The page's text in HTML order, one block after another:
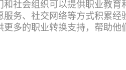
社会组织可以提供职业教育
务、社交网络等方式积累经
多的职业转换支持，帮助他